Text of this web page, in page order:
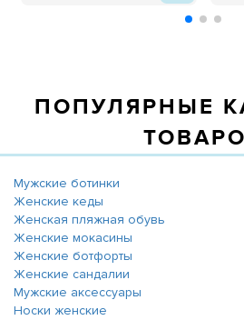
ПОПУЛЯРНЫЕ
Мужские ботинки
Женские кеды
Женская пляжная обувь
Женские мокасины
Женские ботфорты
Женские сандалии
Мужские аксессуары
Носки женские